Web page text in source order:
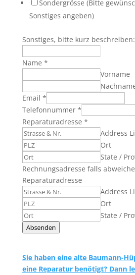
Sondergrösse (Bitte
Sonstiges angeben)
Sonstiges, bitte kurz beschreiben:
Name *
Vorname
Email *
Telefonnummer *
Reparaturadresse *
Address
Ort
State /
Rechnungsadresse falls
Reparaturadresse
Address
Ort
State /
Absenden
Sie haben eine alte Baumann-
eine Reparatur benötigt? Dann